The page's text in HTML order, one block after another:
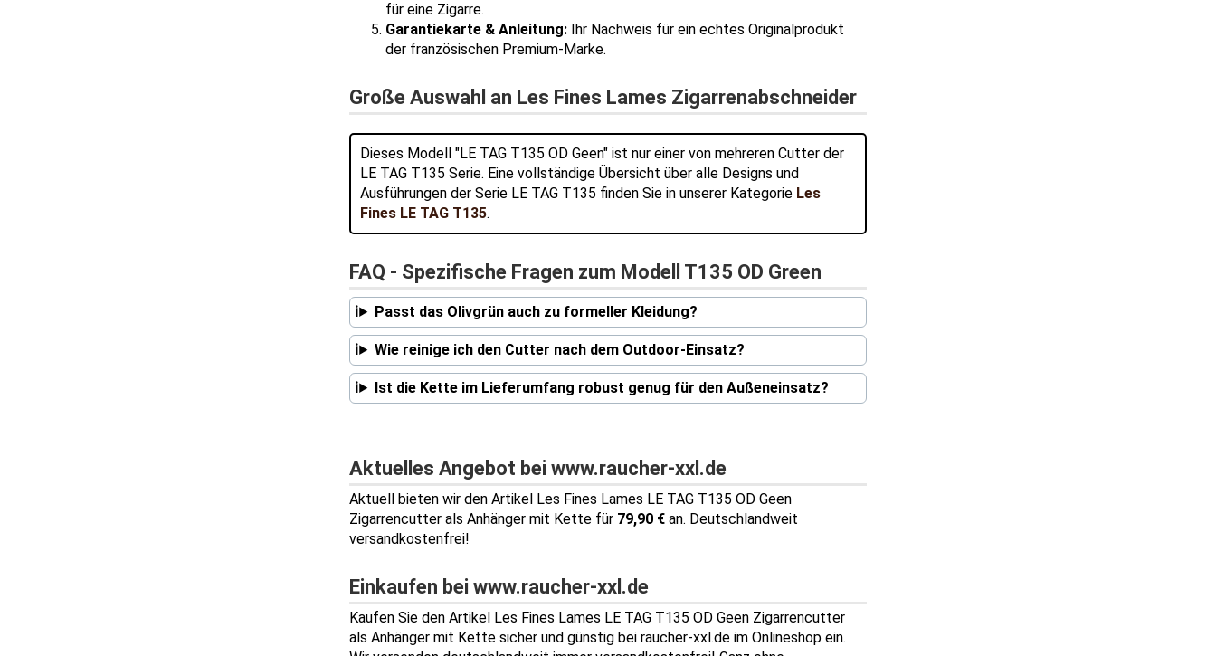
für eine Zigarre.
Garantiekarte & Anleitung: Ihr Nachweis für ein echtes Originalprodukt
der französischen Premium-Marke.
Große Auswahl an Les Fines Lames Zigarrenabschneider
Dieses Modell "LE TAG T135 OD Geen" ist nur einer von mehreren Cutter der
LE TAG T135 Serie. Eine vollständige Übersicht über alle Designs und
Ausführungen der Serie LE TAG T135 finden Sie in unserer Kategorie Les
Fines LE TAG T135.
FAQ - Spezifische Fragen zum Modell T135 OD Green
Passt das Olivgrün auch zu formeller Kleidung?
Wie reinige ich den Cutter nach dem Outdoor-Einsatz?
Ist die Kette im Lieferumfang robust genug für den Außeneinsatz?
Aktuelles Angebot bei www.raucher-xxl.de
Aktuell bieten wir den Artikel Les Fines Lames LE TAG T135 OD Geen
Zigarrencutter als Anhänger mit Kette für 79,90 € an. Deutschlandweit
versandkostenfrei!
Einkaufen bei www.raucher-xxl.de
Kaufen Sie den Artikel Les Fines Lames LE TAG T135 OD Geen Zigarrencutter
als Anhänger mit Kette sicher und günstig bei raucher-xxl.de im Onlineshop ein.